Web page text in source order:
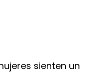
sienten un